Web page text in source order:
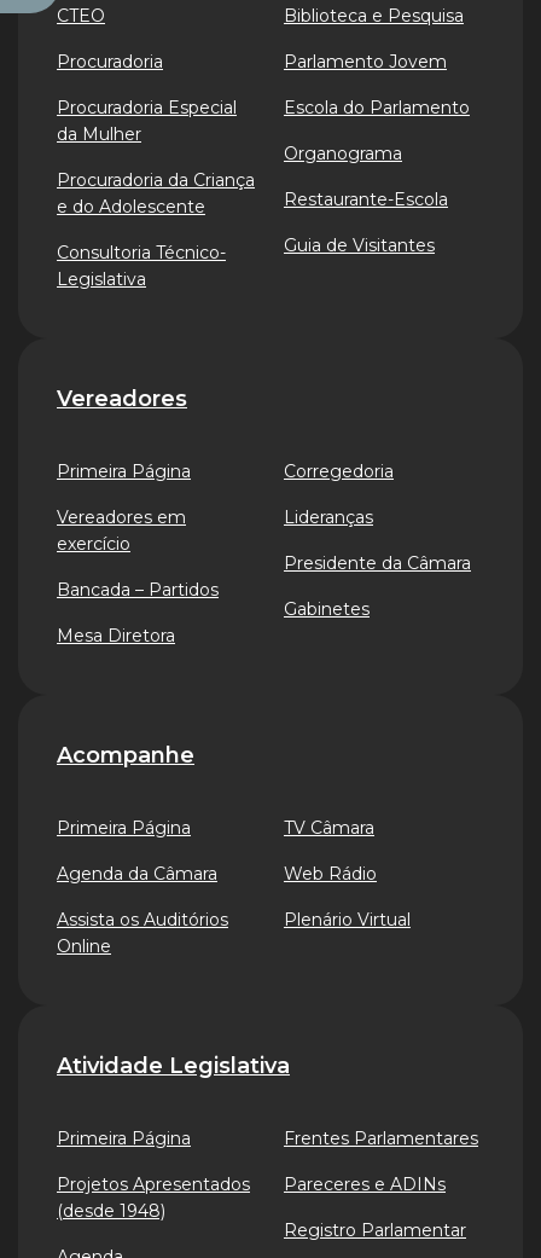
CTEO
Procuradoria
Procuradoria Especial
da Mulher
Procuradoria da Criança
e do Adolescente
Consultoria Técnico-
Legislativa
Biblioteca e Pesquisa
Parlamento Jovem
Escola do Parlamento
Organograma
Restaurante-Escola
Guia de Visitantes
Vereadores
Primeira Página
Vereadores em
exercício
Bancada – Partidos
Mesa Diretora
Corregedoria
Lideranças
Presidente da Câmara
Gabinetes
Acompanhe
Primeira Página
Agenda da Câmara
Assista os Auditórios
Online
TV Câmara
Web Rádio
Plenário Virtual
Atividade Legislativa
Primeira Página
Projetos Apresentados
(desde 1948)
Frentes Parlamentares
Pareceres e ADINs
Registro Parlamentar